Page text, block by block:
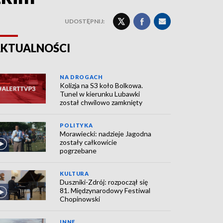
UDOSTĘPNIJ:
NA DROGACH
Kolizja na S3 koło Bolkowa.
Tunel w kierunku Lubawki
został chwilowo zamknięty
POLITYKA
Morawiecki: nadzieje Jagodna
zostały całkowicie
pogrzebane
KULTURA
Duszniki-Zdrój: rozpoczął się
81. Międzynarodowy Festiwal
Chopinowski